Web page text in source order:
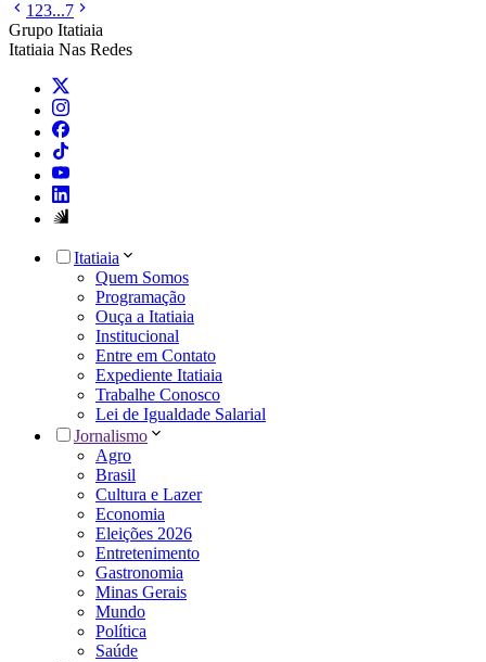
1 23...7
Grupo Itatiaia
Itatiaia Nas Redes
Itatiaia
Quem Somos
Programação
Ouça a Itatiaia
Institucional
Entre em Contato
Expediente Itatiaia
Trabalhe Conosco
Lei de Igualdade Salarial
Jornalismo
Agro
Brasil
Cultura e Lazer
Economia
Eleições 2026
Entretenimento
Gastronomia
Minas Gerais
Mundo
Política
Saúde